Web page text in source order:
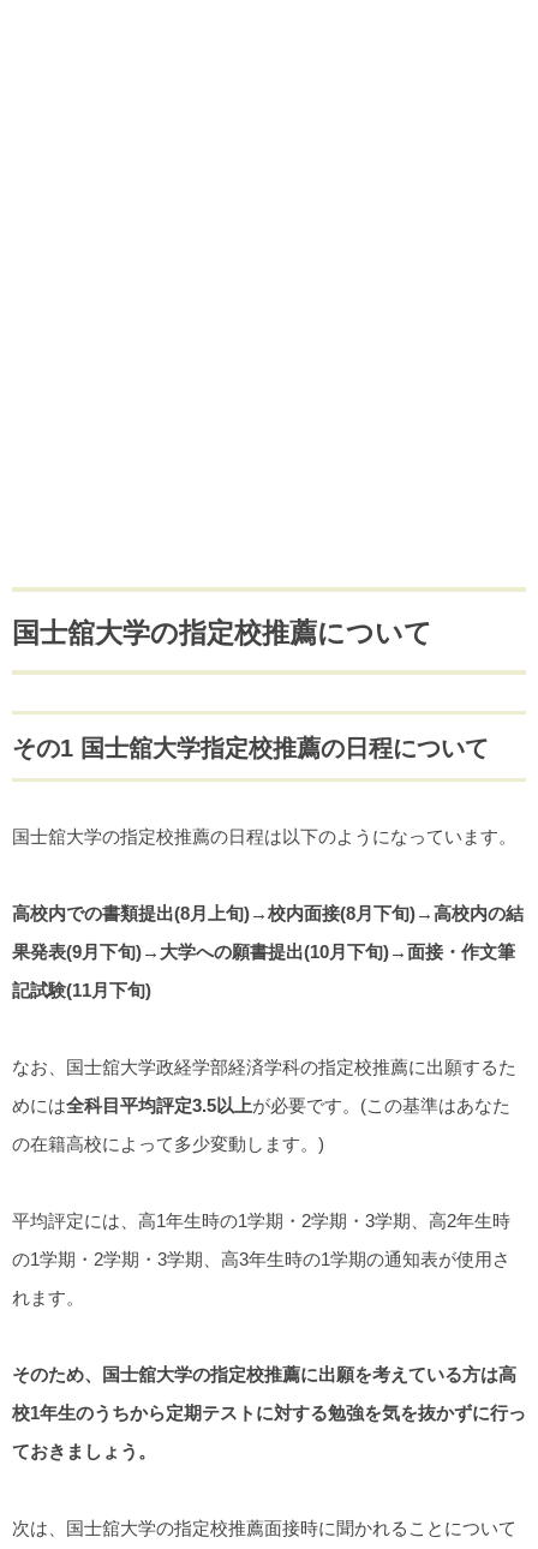
国士舘大学の指定校推薦について
その1 国士舘大学指定校推薦の日程について
国士舘大学の指定校推薦の日程は以下のようになっています。
高校内での書類提出(8月上旬)→校内面接(8月下旬)→高校内の結
果発表(9月下旬)→大学への願書提出(10月下旬)→面接・作文筆
記試験(11月下旬)
なお、国士舘大学政経学部経済学科の指定校推薦に出願するた
めには全科目平均評定3.5以上が必要です。(この基準はあなた
の在籍高校によって多少変動します。)
平均評定には、高1年生時の1学期・2学期・3学期、高2年生時
の1学期・2学期・3学期、高3年生時の1学期の通知表が使用さ
れます。
そのため、国士舘大学の指定校推薦に出願を考えている方は高
校1年生のうちから定期テストに対する勉強を気を抜かずに行っ
ておきましょう。
次は、国士舘大学の指定校推薦面接時に聞かれることについて